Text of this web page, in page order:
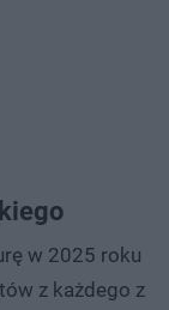
w 2025 roku
z każdego z